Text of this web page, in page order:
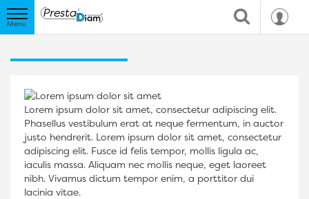
Lorem ipsum dolor sit amet, consectetur adipiscing elit.
Phasellus vestibulum erat at neque fermentum, in auctor
justo hendrerit. Lorem ipsum dolor sit amet, consectetur
adipiscing elit. Fusce id felis tempor, mollis ligula ac,
iaculis massa. Aliquam nec mollis neque, eget laoreet
nibh. Vivamus dictum tempor enim, a porttitor dui
lacinia vitae.